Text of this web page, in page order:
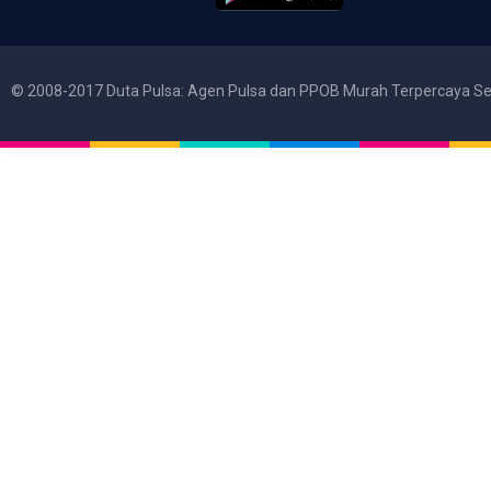
© 2008-2017 Duta Pulsa: Agen Pulsa dan PPOB Murah Terpercaya